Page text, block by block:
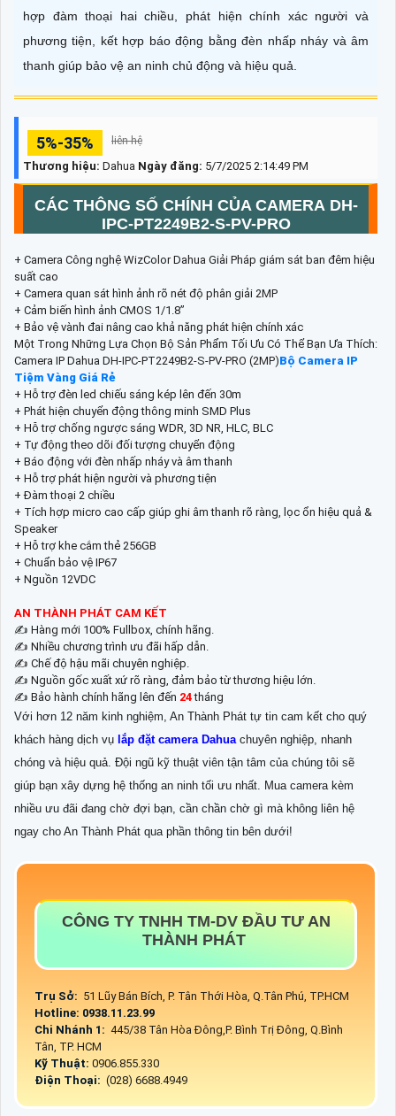
hợp đàm thoại hai chiều, phát hiện chính xác người và
phương tiện, kết hợp báo động bằng đèn nhấp nháy và âm
thanh giúp bảo vệ an ninh chủ động và hiệu quả.
5%-35% liên hệ
Thương hiệu: Dahua Ngày đăng: 5/7/2025 2:14:49 PM
CÁC THÔNG SỐ CHÍNH CỦA CAMERA DH-
IPC-PT2249B2-S-PV-PRO
+ Camera Công nghệ WizColor Dahua Giải Pháp giám sát ban đêm hiệu
suất cao
+ Camera quan sát hình ảnh rõ nét độ phân giải 2MP
+ Cảm biến hình ảnh CMOS 1/1.8”
+ Bảo vệ vành đai nâng cao khả năng phát hiện chính xác
Một Trong Những Lựa Chọn Bộ Sản Phẩm Tối Ưu Có Thể Bạn Ưa Thích:
Camera IP Dahua DH-IPC-PT2249B2-S-PV-PRO (2MP)Bộ Camera IP
Tiệm Vàng Giá Rẻ
+ Hỗ trợ đèn led chiếu sáng kép lên đến 30m
+ Phát hiện chuyển động thông minh SMD Plus
+ Hỗ trợ chống ngược sáng WDR, 3D NR, HLC, BLC
+ Tự động theo dõi đối tượng chuyển động
+ Báo động với đèn nhấp nháy và âm thanh
+ Hỗ trợ phát hiện người và phương tiện
+ Đàm thoại 2 chiều
+ Tích hợp micro cao cấp giúp ghi âm thanh rõ ràng, lọc ổn hiệu quả &
Speaker
+ Hỗ trợ khe cắm thẻ 256GB
+ Chuẩn bảo vệ IP67
+ Nguồn 12VDC
AN THÀNH PHÁT CAM KẾT
✍️ Hàng mới 100% Fullbox, chính hãng.
✍️ Nhiều chương trình ưu đãi hấp dẫn.
✍️ Chế độ hậu mãi chuyên nghiệp.
✍️ Nguồn gốc xuất xứ rõ ràng, đảm bảo từ thương hiệu lớn.
✍️ Bảo hành chính hãng lên đến 24tháng
Với hơn 12 năm kinh nghiệm, An Thành Phát tự tin cam kết cho quý
khách hàng dịch vụ lắp đặt camera Dahuachuyên nghiệp, nhanh
chóng và hiệu quả. Đội ngũ kỹ thuật viên tận tâm của chúng tôi sẽ
giúp bạn xây dựng hệ thống an ninh tối ưu nhất. Mua camera kèm
nhiều ưu đãi đang chờ đợi bạn, cần chần chờ gì mà không liên hệ
ngay cho An Thành Phát qua phần thông tin bên dưới!
CÔNG TY TNHH TM-DV ĐẦU TƯ AN
THÀNH PHÁT
Trụ Sở: 51 Lũy Bán Bích, P. Tân Thới Hòa, Q.Tân Phú, TP.HCM
Hotline: 0938.11.23.99
Chi Nhánh 1: 445/38 Tân Hòa Đông,P. Bình Trị Đông, Q.Bình
Tân, TP. HCM
Kỹ Thuật: 0906.855.330
Điện Thoại: (028) 6688.4949